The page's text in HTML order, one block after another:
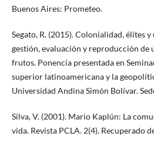
Buenos Aires: Prometeo.
Segato, R. (2015). Colonialidad, élites
gestión, evaluación y reproducción de
frutos. Ponencia presentada en
superior latinoamericana y la
Universidad Andina Simón Bolívar.
Silva, V. (2001). Mario Kaplún: La
vida. Revista PCLA. 2(4). Recuperado